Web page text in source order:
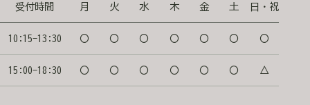
受付時間 月 火 水 木 金 土 日・祝
10:15-13:30 〇 〇 〇 〇 〇 〇 〇
15:00-18:30 〇 〇 〇 〇 〇 〇 △